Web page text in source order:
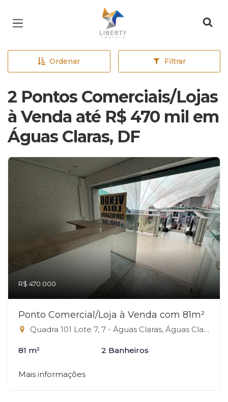
Página inicial
Ordenar Filtrar
2 Pontos Comerciais/Lojas
à Venda até R$ 470 mil em
Águas Claras, DF
R$ 470.000
Ponto Comercial/Loja à Venda com 81m²
Quadra 101 Lote 7, 7 - Águas Claras, Águas Claras-DF
81 m² 2 Banheiros
Mais informações